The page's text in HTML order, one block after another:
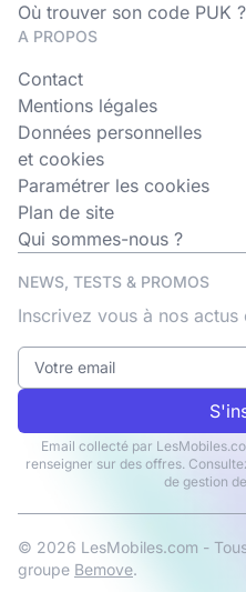
Où trouver son code PUK ?
A PROPOS
Contact
Mentions légales
Données personnelles
et cookies
Paramétrer les cookies
Plan de site
Qui sommes-nous ?
NEWS, TESTS & PROMOS
Inscrivez vous à nos actus
Email collecté par
renseigner sur des offres.
de gestion
© 2026 LesMobiles.com -
groupe Bemove.